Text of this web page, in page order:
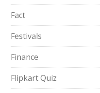
Fact
Festivals
Finance
Flipkart Quiz